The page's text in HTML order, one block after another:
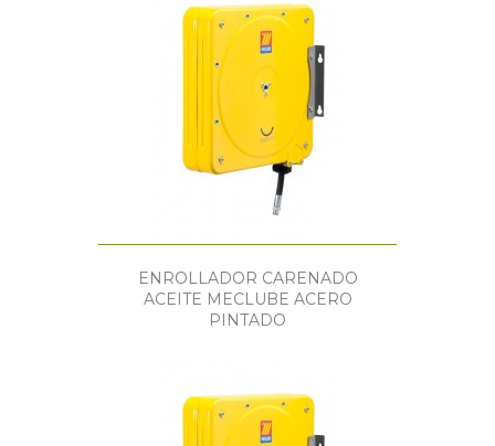
ENROLLADOR CARENADO
ACEITE MECLUBE ACERO
PINTADO